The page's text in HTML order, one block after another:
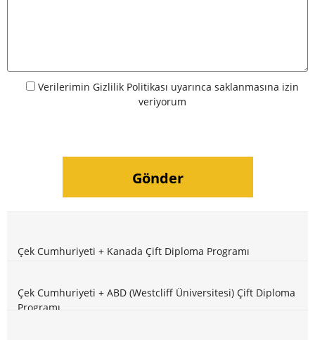
Verilerimin Gizlilik Politikası uyarınca saklanmasına izin
veriyorum
Çek Cumhuriyeti + Kanada Çift Diploma Programı
Çek Cumhuriyeti + ABD (Westcliff Üniversitesi) Çift Diploma
Programı